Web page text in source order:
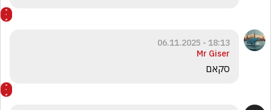
18:13 - 06.11.2025
Mr Giser
סקאם